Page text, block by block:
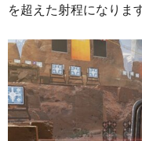
を超えた射程になります